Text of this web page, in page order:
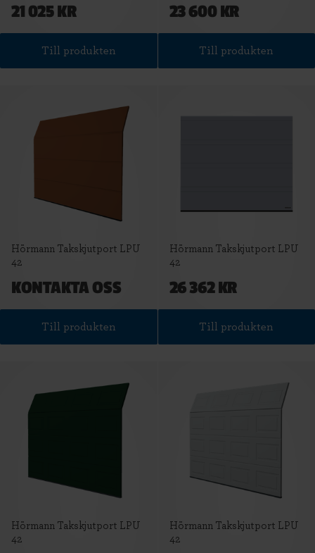
21 025 KR
Till produkten
23 600 KR
Till produkten
Hörmann Takskjutport LPU
42
KONTAKTA OSS
Till produkten
Hörmann Takskjutport LPU
42
26 362 KR
Till produkten
Hörmann Takskjutport LPU
42
Hörmann Takskjutport LPU
42